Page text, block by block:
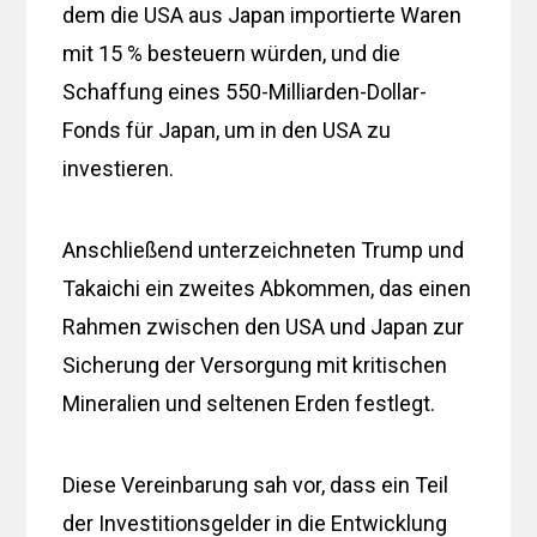
dem die USA aus Japan importierte Waren
mit 15 % besteuern würden, und die
Schaffung eines 550-Milliarden-Dollar-
Fonds für Japan, um in den USA zu
investieren.
Anschließend unterzeichneten Trump und
Takaichi ein zweites Abkommen, das einen
Rahmen zwischen den USA und Japan zur
Sicherung der Versorgung mit kritischen
Mineralien und seltenen Erden festlegt.
Diese Vereinbarung sah vor, dass ein Teil
der Investitionsgelder in die Entwicklung